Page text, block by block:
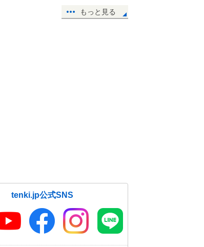
もっと見る
tenki.jp公式SNS